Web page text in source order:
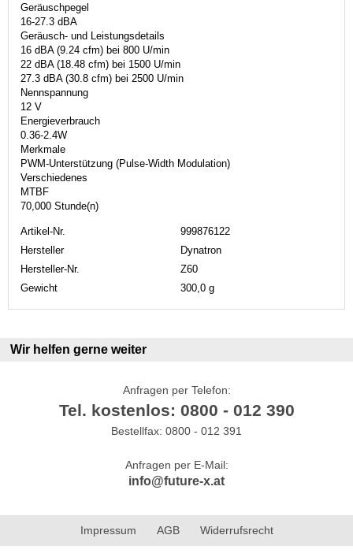
Geräuschpegel
16-27.3 dBA
Geräusch- und Leistungsdetails
16 dBA (9.24 cfm) bei 800 U/min
22 dBA (18.48 cfm) bei 1500 U/min
27.3 dBA (30.8 cfm) bei 2500 U/min
Nennspannung
12 V
Energieverbrauch
0.36-2.4W
Merkmale
PWM-Unterstützung (Pulse-Width Modulation)
Verschiedenes
MTBF
70,000 Stunde(n)
Artikel-Nr.
999876122
Hersteller
Dynatron
Hersteller-Nr.
Z60
Gewicht
300,0 g
Wir helfen gerne weiter
Anfragen per Telefon:
Tel. kostenlos: 0800 - 012 390
Bestellfax: 0800 - 012 391
Anfragen per E-Mail:
info@future-x.at
Impressum AGB Widerrufsrecht